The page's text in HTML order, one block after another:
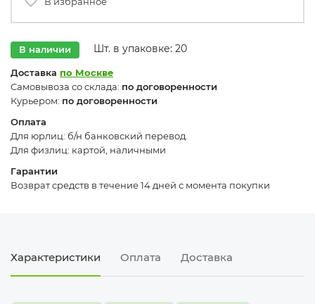
В наличии Шт. в упаковке: 20
Доставка по Москве
Самовывоза со склада: по договоренности
Курьером: по договоренности
Оплата
Для юрлиц: б/н банковский перевод.
Для физлиц: картой, наличными
Гарантии
Возврат средств в течение 14 дней с момента покупки
Характеристики Оплата Доставка